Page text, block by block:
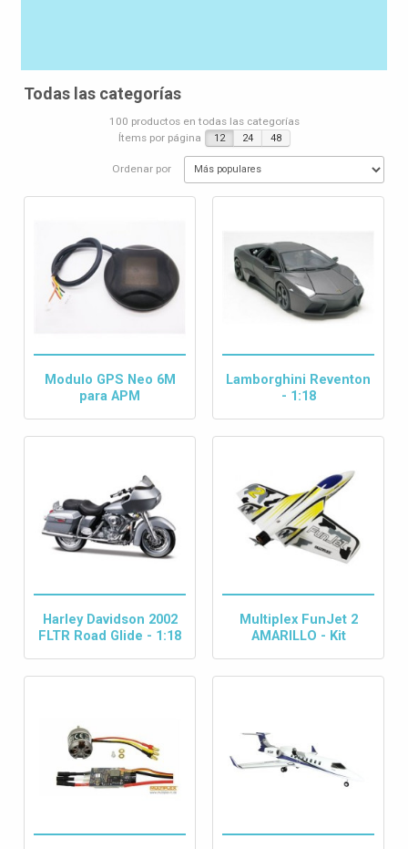
Todas las categorías
100 productos en todas las categorías
Ítems por página
12 24 48
Ordenar por
Modulo GPS Neo 6M
para APM
Lamborghini Reventon
- 1:18
Harley Davidson 2002
FLTR Road Glide - 1:18
Multiplex FunJet 2
AMARILLO - Kit